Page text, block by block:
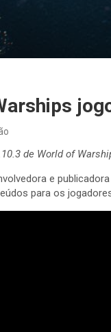
de World of
e
para os